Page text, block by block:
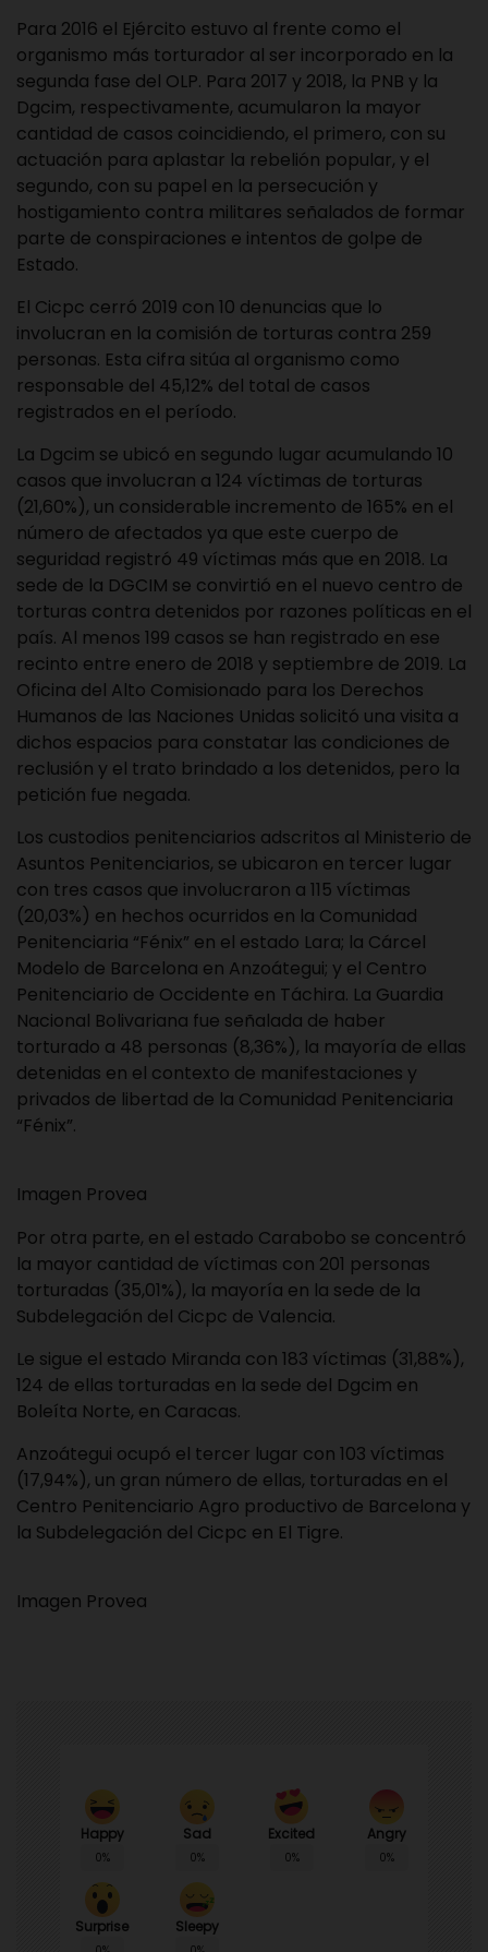
Para 2016 el Ejército estuvo al frente como el
organismo más torturador al ser incorporado en la
segunda fase del OLP. Para 2017 y 2018, la PNB y la
Dgcim, respectivamente, acumularon la mayor
cantidad de casos coincidiendo, el primero, con su
actuación para aplastar la rebelión popular, y el
segundo, con su papel en la persecución y
hostigamiento contra militares señalados de formar
parte de conspiraciones e intentos de golpe de
Estado.
El Cicpc cerró 2019 con 10 denuncias que lo
involucran en la comisión de torturas contra 259
personas. Esta cifra sitúa al organismo como
responsable del 45,12% del total de casos
registrados en el período.
La Dgcim se ubicó en segundo lugar acumulando 10
casos que involucran a 124 víctimas de torturas
(21,60%), un considerable incremento de 165% en el
número de afectados ya que este cuerpo de
seguridad registró 49 víctimas más que en 2018. La
sede de la DGCIM se convirtió en el nuevo centro de
torturas contra detenidos por razones políticas en el
país. Al menos 199 casos se han registrado en ese
recinto entre enero de 2018 y septiembre de 2019. La
Oficina del Alto Comisionado para los Derechos
Humanos de las Naciones Unidas solicitó una visita a
dichos espacios para constatar las condiciones de
reclusión y el trato brindado a los detenidos, pero la
petición fue negada.
Los custodios penitenciarios adscritos al Ministerio de
Asuntos Penitenciarios, se ubicaron en tercer lugar
con tres casos que involucraron a 115 víctimas
(20,03%) en hechos ocurridos en la Comunidad
Penitenciaria “Fénix” en el estado Lara; la Cárcel
Modelo de Barcelona en Anzoátegui; y el Centro
Penitenciario de Occidente en Táchira. La Guardia
Nacional Bolivariana fue señalada de haber
torturado a 48 personas (8,36%), la mayoría de ellas
detenidas en el contexto de manifestaciones y
privados de libertad de la Comunidad Penitenciaria
“Fénix”.
Imagen Provea
Por otra parte, en el estado Carabobo se concentró
la mayor cantidad de víctimas con 201 personas
torturadas (35,01%), la mayoría en la sede de la
Subdelegación del Cicpc de Valencia.
Le sigue el estado Miranda con 183 víctimas (31,88%),
124 de ellas torturadas en la sede del Dgcim en
Boleíta Norte, en Caracas.
Anzoátegui ocupó el tercer lugar con 103 víctimas
(17,94%), un gran número de ellas, torturadas en el
Centro Penitenciario Agro productivo de Barcelona y
la Subdelegación del Cicpc en El Tigre.
Imagen Provea
Happy
0%
Sad
0%
Excited
0%
Angry
0%
Surprise Sleepy